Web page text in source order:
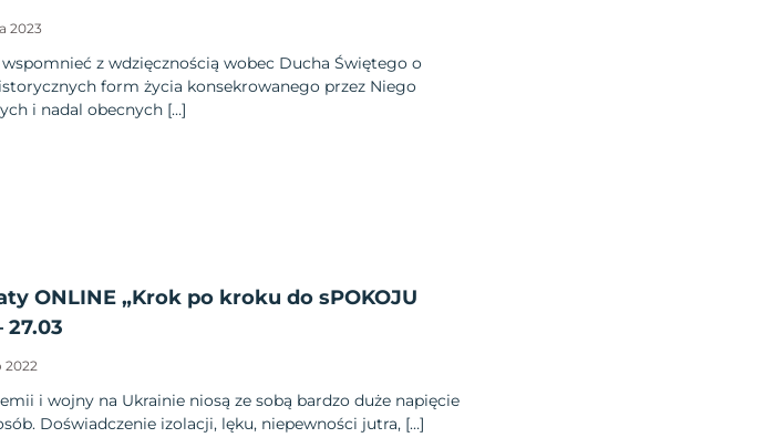
2023
wspomnieć z wdzięcznością wobec Ducha Świętego o
form życia konsekrowanego przez Niego
i nadal obecnych […]
ONLINE „Krok po kroku do sPOKOJU
27.03
2022
i wojny na Ukrainie niosą ze sobą bardzo duże napięcie
Doświadczenie izolacji, lęku, niepewności jutra, […]